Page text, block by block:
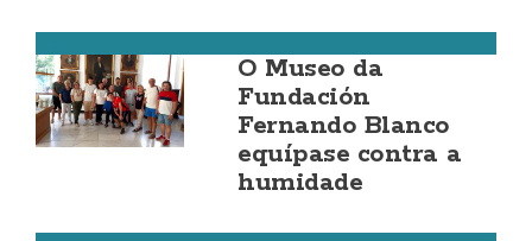
O Museo da
Fundación
Fernando Blanco
equípase contra a
humidade